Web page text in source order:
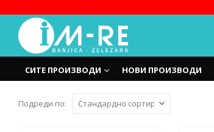
СИТЕ ПРОИЗВОДИ НОВИ ПРОИЗВОДИ
Подреди по: